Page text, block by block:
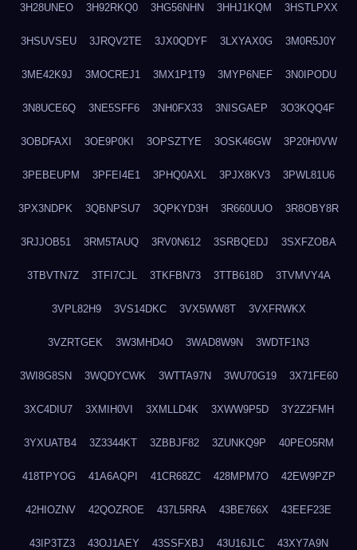
3H28UNEO 3H92RKQ0 3HG56NHN 3HHJ1KQM 3HSTLPXX
3HSUVSEU 3JRQV2TE 3JX0QDYF 3LXYAX0G 3M0R5J0Y
3ME42K9J 3MOCREJ1 3MX1P1T9 3MYP6NEF 3N0IPODU
3N8UCE6Q 3NE5SFF6 3NH0FX33 3NISGAEP 3O3KQQ4F
3OBDFAXI 3OE9P0KI 3OPSZTYE 3OSK46GW 3P20H0VW
3PEBEUPM 3PFEI4E1 3PHQ0AXL 3PJX8KV3 3PWL81U6
3PX3NDPK 3QBNPSU7 3QPKYD3H 3R660UUO 3R8OBY8R
3RJJOB51 3RM5TAUQ 3RV0N612 3SRBQEDJ 3SXFZOBA
3TBVTN7Z 3TFI7CJL 3TKFBN73 3TTB618D 3TVMVY4A
3VPL82H9 3VS14DKC 3VX5WW8T 3VXFRWKX
3VZRTGEK 3W3MHD4O 3WAD8W9N 3WDTF1N3
3WI8G8SN 3WQDYCWK 3WTTA97N 3WU70G19 3X71FE60
3XC4DIU7 3XMIH0VI 3XMLLD4K 3XWW9P5D 3Y2Z2FMH
3YXUATB4 3Z3344KT 3ZBBJF82 3ZUNKQ9P 40PEO5RM
418TPYOG 41A6AQPI 41CR68ZC 428MPM7O 42EW9PZP
42HIOZNV 42QOZROE 437L5RRA 43BE766X 43EEF23E
43IP3TZ3 43OJ1AEY 43SSFXBJ 43U16JLC 43XY7A9N